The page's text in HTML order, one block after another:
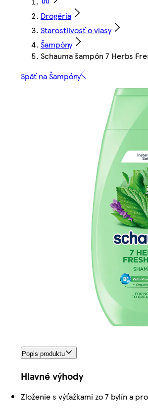
Drogéria
Starostlivosť o vlasy
Šampóny
Schauma šampón 7 Herbs
Späť na Šampóny
Popis produktu
Hlavné výhody
Zloženie s výťažkami zo 7 bylín a